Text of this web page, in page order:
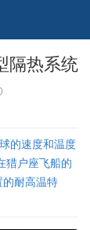
隔热系统
的速度和温度
猎户座飞船的
的耐高温特